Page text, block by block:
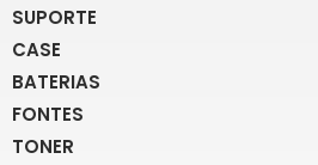
SUPORTE
CASE
BATERIAS
FONTES
TONER